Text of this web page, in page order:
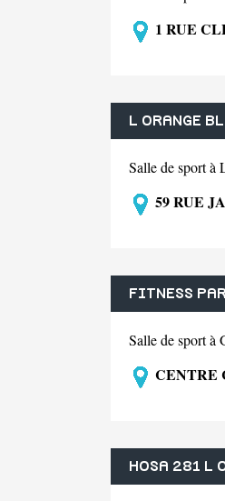
1 RUE
L ORANGE
Salle de sport
59 RUE
FITNESS
Salle de sport
CENTRE
HOSA 281 L